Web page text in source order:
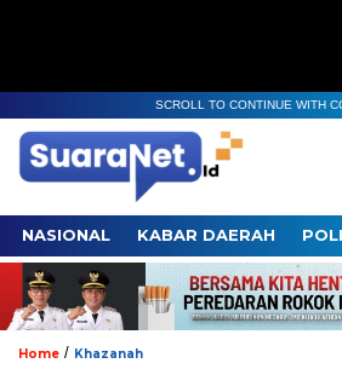
SCROLL TO CONTINUE WITH
NASIONAL KABAR DAERAH
Home / Khazanah